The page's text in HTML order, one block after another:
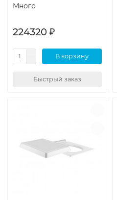
Много
224320 ₽
В корзину
Быстрый заказ